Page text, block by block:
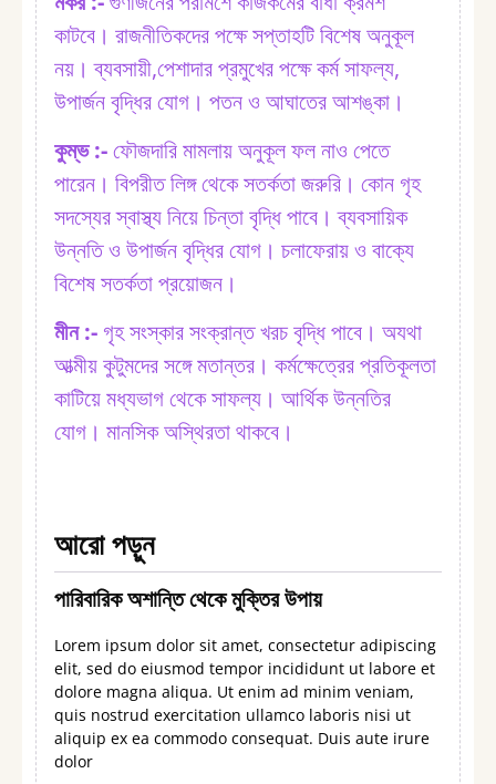
কাটবে। রাজনীতিকদের পক্ষে সপ্তাহটি বিশেষ অনুকূল
নয়। ব্যবসায়ী,পেশাদার প্রমুখের পক্ষে কর্ম সাফল্য,
উপার্জন বৃদ্ধির যোগ। পতন ও আঘাতের আশঙ্কা।
কুম্ভ :⁠-ফৌজদারি মামলায় অনুকূল ফল নাও পেতে
পারেন। বিপরীত লিঙ্গ থেকে সতর্কতা জরুরি। কোন গৃহ
সদস্যের স্বাস্থ্য নিয়ে চিন্তা বৃদ্ধি পাবে। ব্যবসায়িক
উন্নতি ও উপার্জন বৃদ্ধির যোগ। চলাফেরায় ও বাক্যে
বিশেষ সতর্কতা প্রয়োজন।
মীন :⁠- গৃহ সংস্কার সংক্রান্ত খরচ বৃদ্ধি পাবে। অযথা
আত্মীয় কুটুমদের সঙ্গে মতান্তর। কর্মক্ষেত্রের প্রতিকূলতা
কাটিয়ে মধ্যভাগ থেকে সাফল্য। আর্থিক উন্নতির
যোগ। মানসিক অস্থিরতা থাকবে।
আরো পড়ুন
পারিবারিক অশান্তি থেকে মুক্তির উপায়
Lorem ipsum dolor sit amet, consectetur adipiscing
elit, sed do eiusmod tempor incididunt ut labore et
dolore magna aliqua. Ut enim ad minim veniam,
quis nostrud exercitation ullamco laboris nisi ut
aliquip ex ea commodo consequat. Duis aute irure
dolor